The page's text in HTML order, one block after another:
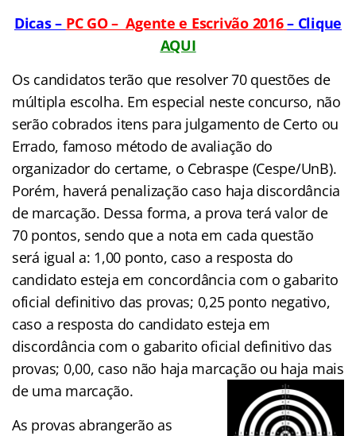
Dicas – PC GO – Agente e Escrivão 2016– Clique
AQUI
Os candidatos terão que resolver 70 questões de
múltipla escolha. Em especial neste concurso, não
serão cobrados itens para julgamento de Certo ou
Errado, famoso método de avaliação do
organizador do certame, o Cebraspe (Cespe/UnB).
Porém, haverá penalização caso haja discordância
de marcação. Dessa forma, a prova terá valor de
70 pontos, sendo que a nota em cada questão
será igual a: 1,00 ponto, caso a resposta do
candidato esteja em concordância com o gabarito
oficial definitivo das provas; 0,25 ponto negativo,
caso a resposta do candidato esteja em
discordância com o gabarito oficial definitivo das
provas; 0,00, caso não haja marcação ou haja mais
de uma marcação.
As provas abrangerão as